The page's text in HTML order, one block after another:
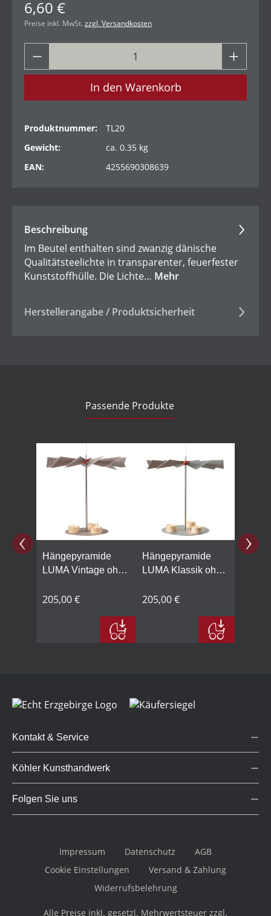
6,60 €
Preise inkl. MwSt. zzgl. Versandkosten
In den Warenkorb
Produktnummer:
TL20
Gewicht:
ca. 0.35 kg
EAN:
4255690308639
Beschreibung
Im Beutel enthalten sind zwanzig dänische
Qualitätsteelichte in transparenter, feuerfester
Kunststoffhülle. Die Lichte… Mehr
Herstellerangabe / Produktsicherheit
Passende Produkte
Hängepyramide
LUMA Vintage ohne
205,00 €
Hängepyramide
LUMA Klassik ohne
205,00 €
Kontakt & Service
Köhler Kunsthandwerk
Folgen Sie uns
Impressum Datenschutz
AGB
Cookie Einstellungen
Versand & Zahlung
Widerrufsbelehrung
Alle Preise inkl. gesetzl. Mehrwertsteuer zzgl.